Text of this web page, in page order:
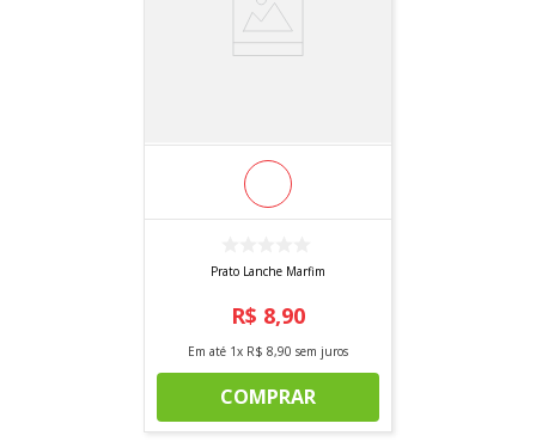
Prato Lanche Marfim
R$ 8,90
Em até 1x R$ 8,90 sem juros
COMPRAR